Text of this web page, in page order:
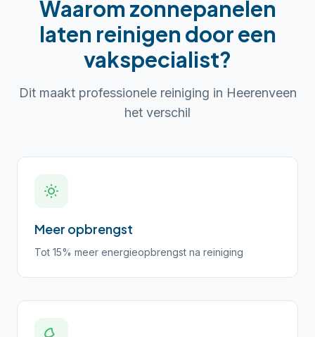
Waarom zonnepanelen
laten reinigen door een
vakspecialist?
Dit maakt professionele reiniging in Heerenveen
het verschil
Meer opbrengst
Tot 15% meer energieopbrengst na reiniging